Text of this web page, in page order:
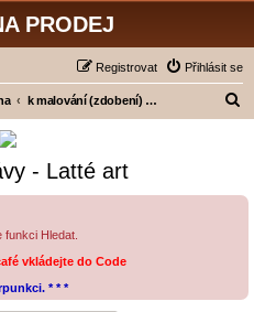
PRODEJ
Přihlásit se
Registrovat
k malování (zdobení) kávy - Latté art
a
- Latté art
Hledat.
vkládejte do Code
* * *